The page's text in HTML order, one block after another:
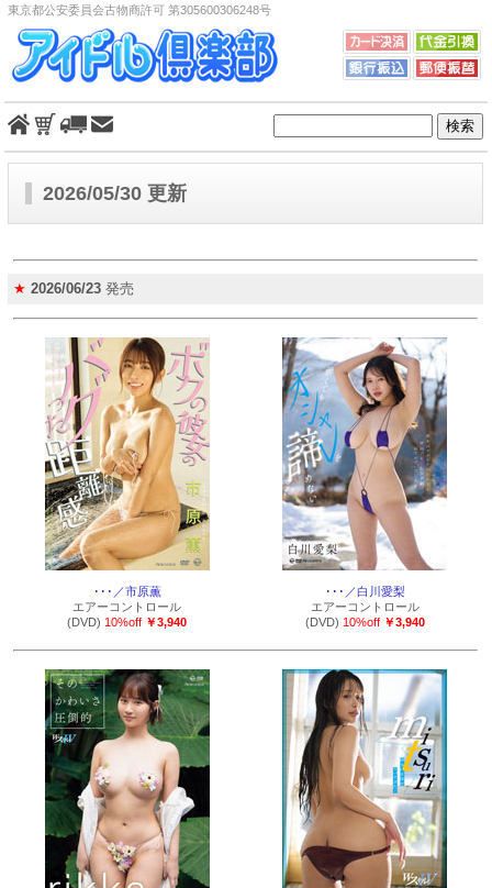
東京都公安委員会古物商許可 第305600306248号
2026/05/30 更新
★ 2026/06/23 発売
･･･／市原薫
エアーコントロール
(DVD) 10%off ￥3,940
･･･／白川愛梨
エアーコントロール
(DVD) 10%off ￥3,940